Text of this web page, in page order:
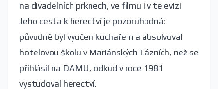
na divadelních prknech, ve filmu i v televizi.
Jeho cesta k herectví je pozoruhodná:
původně byl vyučen kuchařem a absolvoval
hotelovou školu v Mariánských Lázních, než se
přihlásil na DAMU, odkud v roce 1981
vystudoval herectví.